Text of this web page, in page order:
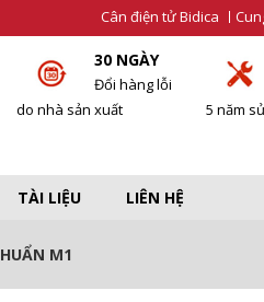
Cân điện tử Bidica
30 NGÀY
Đổi hàng lỗi
do nhà sản xuất
5 năm
TÀI LIỆU LIÊN HỆ
M1